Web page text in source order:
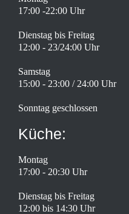
17:00 -22:00 Uhr
Dienstag bis Freitag
12:00 - 23/24:00 Uhr
Samstag
15:00 - 23:00 / 24:00 Uhr
Sonntag geschlossen
Küche:
Montag
17:00 - 20:30 Uhr
Dienstag bis Freitag
12:00 bis 14:30 Uhr